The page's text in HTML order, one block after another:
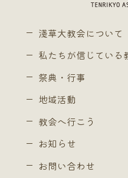
淺草大教会について
私たちが信じている
祭典・行事
地域活動
教会へ行こう
お知らせ
お問い合わせ